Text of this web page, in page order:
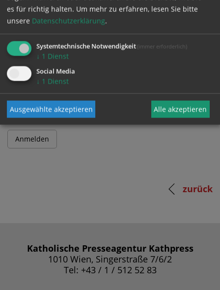
und Passwort an.
Benutzername
Passwort
zurück
Katholische Presseagentur Kathpress
1010 Wien, Singerstraße 7/6/2
Tel: +43 / 1 / 512 52 83
es für richtig halten. Um mehr zu erfahren, lesen Sie bitte
unsere Datenschutzerklärung.
Systemtechnische Notwendigkeit (immer erforderlich)
↓ 1 Dienst
Social Media
↓ 1 Dienst
Ausgewählte akzeptieren Alle akzeptieren